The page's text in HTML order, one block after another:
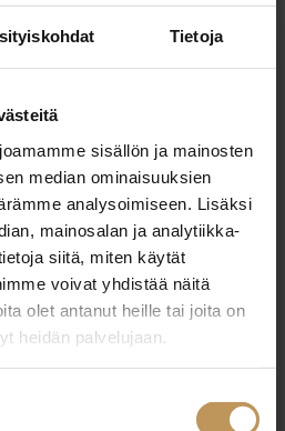
Tietoja
sisällön ja mainosten
median ominaisuuksien
analysoimiseen. Lisäksi
mainosalan ja analytiikka-
siitä, miten käytät
voivat yhdistää näitä
olet antanut heille tai joita on
heidän palvelujaan.
kentät